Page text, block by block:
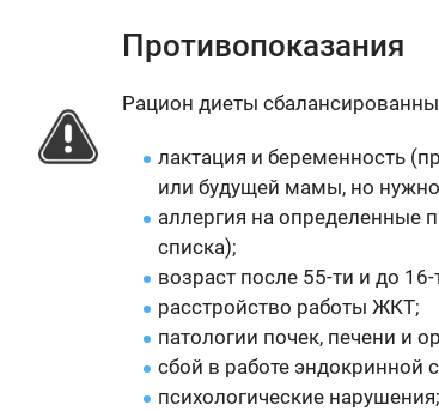
Противопоказания
Рацион диеты
лактация и беременность
или будущей мамы, но
аллергия на определенные
списка);
возраст после 55-ти и до 16-
расстройство работы ЖКТ;
патологии почек, печени и
сбой в работе эндокринной
психологические нарушения;